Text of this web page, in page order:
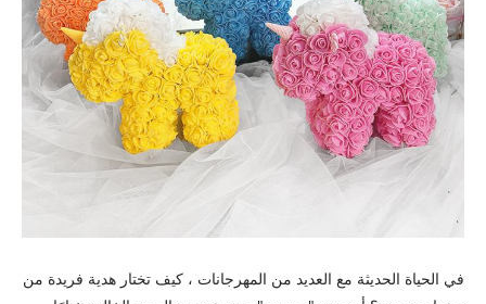
في الحياة الحديثة مع العديد من المهرجانات ، كيف تختار هدية فريدة من